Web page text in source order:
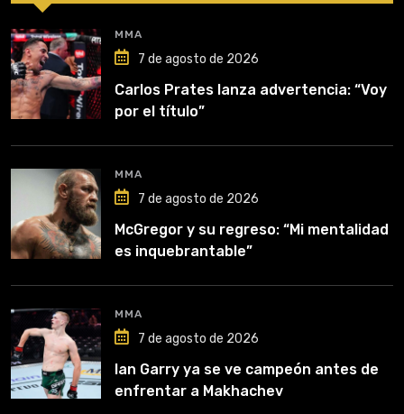
MMA
7 de agosto de 2026
Carlos Prates lanza advertencia: “Voy
por el título”
MMA
7 de agosto de 2026
McGregor y su regreso: “Mi mentalidad
es inquebrantable”
MMA
7 de agosto de 2026
Ian Garry ya se ve campeón antes de
enfrentar a Makhachev